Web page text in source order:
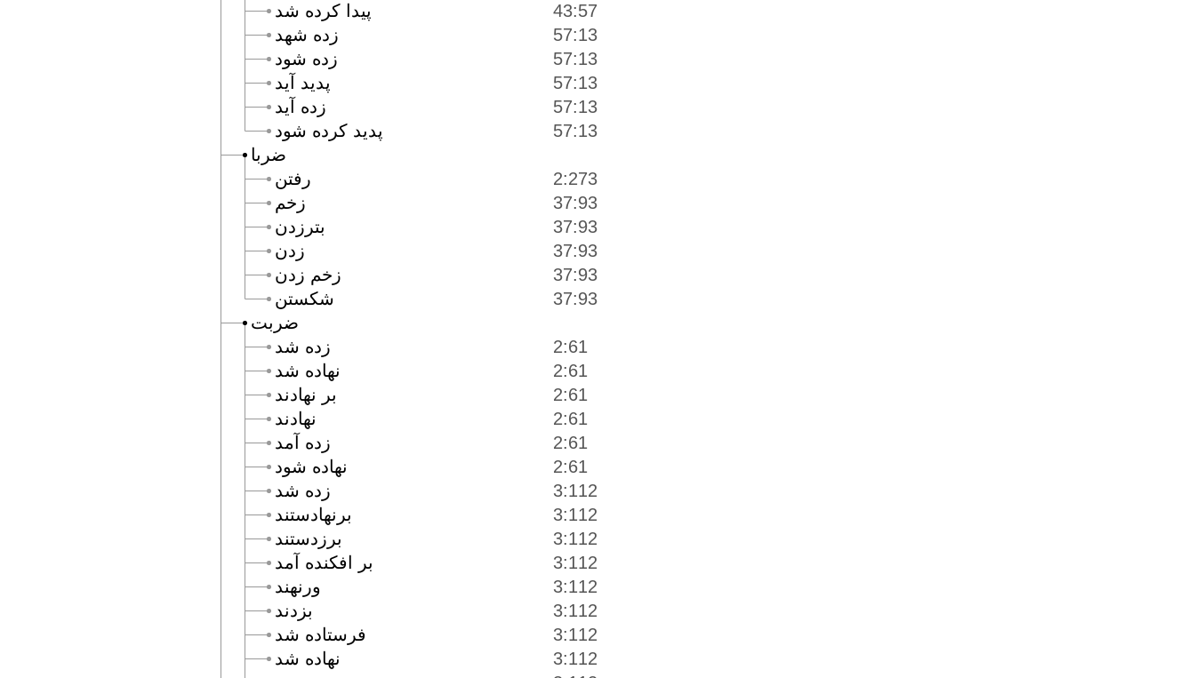
ضربا
ضربت
پيدا كرده شد 43:57
زده شهد 57:13
زده شود 57:13
پديد آيد 57:13
زده آيد 57:13
پديد كرده شود 57:13
رفتن 2:273
زخم 37:93
بترزدن 37:93
زدن 37:93
زخم زدن 37:93
شكستن 37:93
زده شد 2:61
نهاده شد 2:61
بر نهادند 2:61
نهادند 2:61
زده آمد 2:61
نهاده شود 2:61
زده شد 3:112
برنهادستند 3:112
برزدستند 3:112
بر افكنده آمد 3:112
ورنهند 3:112
بزدند 3:112
فرستاده شد 3:112
نهاده شد 3:112